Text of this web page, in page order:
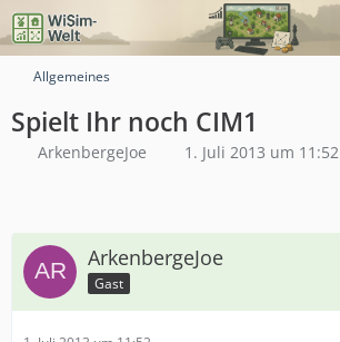
Allgemeines
Spielt Ihr noch CIM1
ArkenbergeJoe 1. Juli 2013 um 11:52
ArkenbergeJoe
Gast